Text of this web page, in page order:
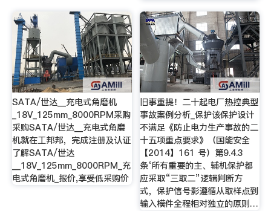
SATA/世达__充电式角磨机
_18V_125mm_8000RPM采购
采购SATA/世达__充电式角磨
机就在工邦邦，完成注册及认证
了解SATA/世达
__18V_125mm_8000RPM_充
电式角磨机_报价,享受低采购价
旧事重提！二十起电厂热控典型
事故案例分析_保护该保护设计
不满足《防止电力生产事故的二
十五项重点要求》（国能安全
【2014】161 号）第9.4.3
条‘所有重要的主、辅机保护都
应采取“三取二”逻辑判断方
式，保护信号影遵循从取样点到
输入模件全程相对独立的原则…